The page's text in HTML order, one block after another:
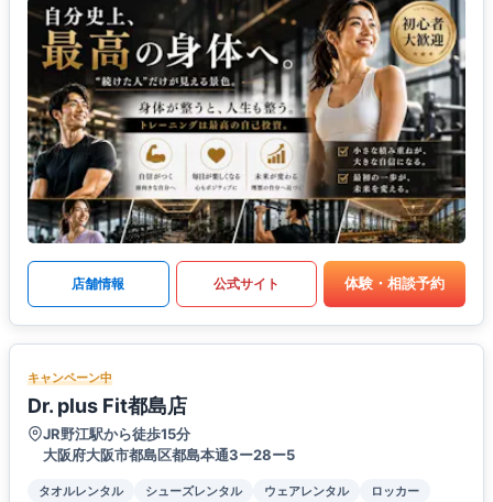
店舗情報 公式サイト 体験・相談予約
キャンペーン中
Dr. plus Fit都島店
JR野江駅から徒歩15分
大阪府大阪市都島区都島本通3ー28ー5
タオルレンタル シューズレンタル ウェアレンタル
ロッカー